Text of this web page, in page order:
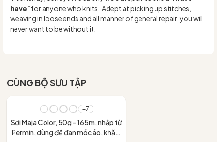
have” for anyone who knits. Adept at picking up stitches,
weaving in loose ends and all manner of general repair, you will
never want to be without it.
CÙNG BỘ SƯU TẬP
+7
Sợi Maja Color, 50g - 165m, nhập từ
Permin, dùng để đan móc áo, khăn,